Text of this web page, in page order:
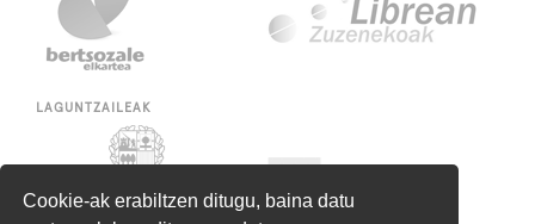
Cookie-ak erabiltzen ditugu, baina datu
LAGUNTZAILEAK